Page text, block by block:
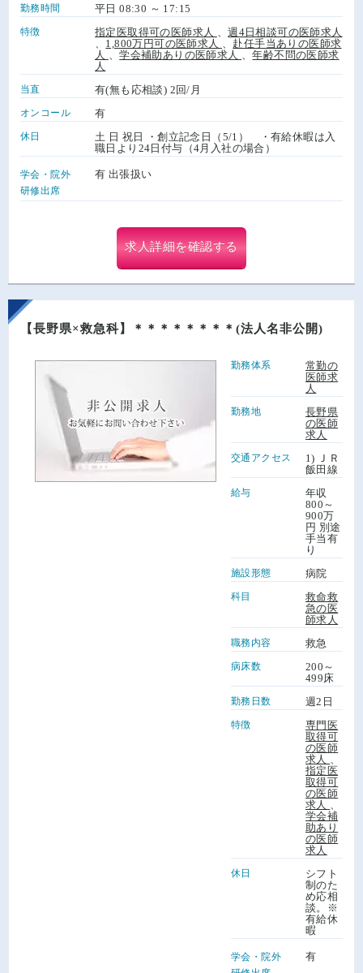
勤務時間 平日 08:30 ～ 17:15
特徴 指定医取得可の医師求人 、週4日相談可の医師求人
1,800万円可の医師求人
赴任手当ありの医師求
人
、学会補助ありの医師求人 、年齢不問の医師求
人
当直 有(無も応相談) 2回/月
オンコール 有
休日
土 日 祝日 ・創立記念日（5/1） ・有給休暇は入
職日より24日付与（4月入社の場合）
学会・院外
研修出席
有 出張扱い
求人詳細を確認する
【長野県×救急科】＊＊＊＊＊＊＊＊(法人名非公開)
勤務体系
常勤の
医師求
人
勤務地
長野県
の医師
求人
交通アクセス
1) ＪＲ
飯田線
給与
年収
800～
900万
円 別途
手当有
り
施設形態 病院
科目
救命救
急の医
師求人
職務内容 救急
病床数
200～
499床
勤務日数 週2日
特徴
専門医
取得可
の医師
求人
指定医
取得可
の医師
求人
学会補
助あり
の医師
求人
休日
シフト
制のた
め応相
談。※
有給休
暇
学会・院外
有